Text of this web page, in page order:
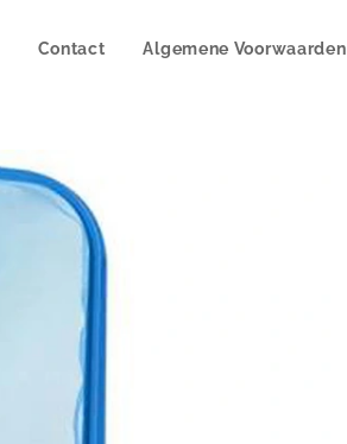
Contact Algemene Voorwaarden